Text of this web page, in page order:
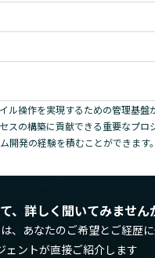
ル操作を実現するための管理基
の構築に貢献できる重要なプロ
発の経験を積むことができます。
、詳しく聞いてみません
、 あなたのご希望とご経歴
ェントが直接ご紹介します